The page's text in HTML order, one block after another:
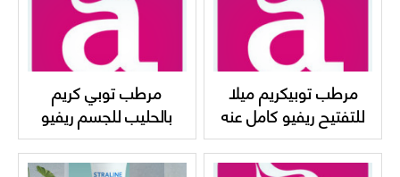
مرطب توبيكريم ميلا
للتفتيح ريفيو كامل عنه
Topicrem MELA
lightening ultra milk
مرطب توبي كريم
بالحليب للجسم ريفيو
كامل عنه واسعاره
Topicrem body milk